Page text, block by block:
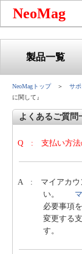
NeoMag
製品一覧
NeoMagトップ＞ サポ
に関して』
よくあるご質問
Q : 支払い方法
A : マイアカウ
い。
必要事項
変更する
す。